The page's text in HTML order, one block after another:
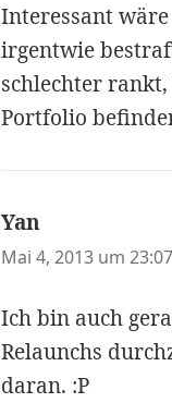
Interessant
irgentwie
schlechter
Portfolio
Yan
Mai 4, 2013 um
Ich bin auch
Relaunchs
daran. :P